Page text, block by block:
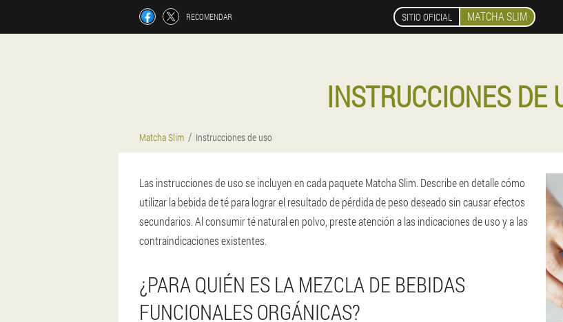
RECOMENDAR SITIO OFICIAL MATCHA SLIM
INSTRUCCIONES DE
Matcha Slim Instrucciones de uso
Las instrucciones de uso se incluyen en cada paquete Matcha Slim. Describe en detalle cómo
utilizar la bebida de té para lograr el resultado de pérdida de peso deseado sin causar efectos
secundarios. Al consumir té natural en polvo, preste atención a las indicaciones de uso y a las
contraindicaciones existentes.
¿PARA QUIÉN ES LA MEZCLA DE BEBIDAS
FUNCIONALES ORGÁNICAS?